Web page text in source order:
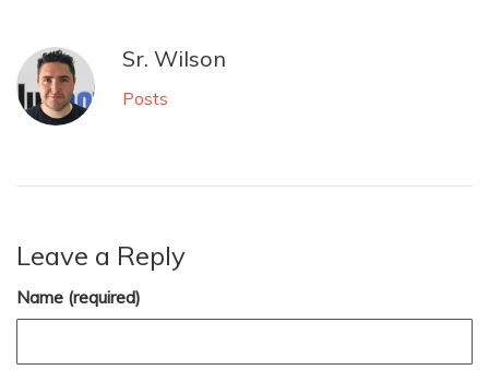
Sr. Wilson
Posts
Leave a Reply
Name (required)